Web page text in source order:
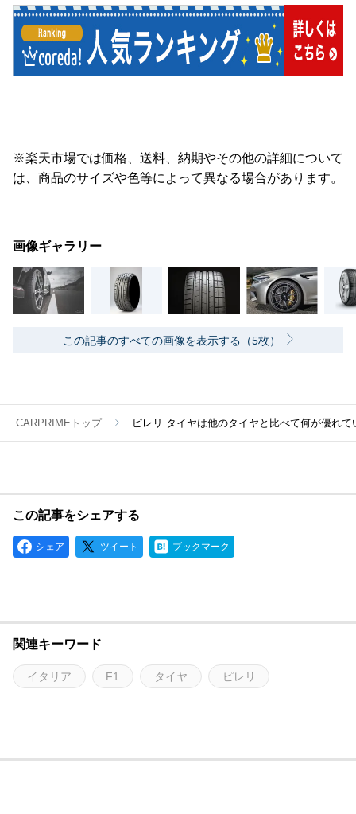
※楽天市場では価格、送料、納期やその他の詳細について
は、商品のサイズや色等によって異なる場合があります。
画像ギャラリー
この記事のすべての画像を表示する（5枚）
CARPRIMEトップ ピレリ タイヤは他のタイヤと比べて何が優れ
この記事をシェアする
シェア ツイート ブックマーク
関連キーワード
イタリア F1 タイヤ ピレリ